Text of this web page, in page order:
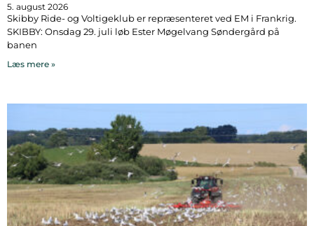
5. august 2026
Skibby Ride- og Voltigeklub er repræsenteret ved EM i Frankrig.
SKIBBY: Onsdag 29. juli løb Ester Møgelvang Søndergård på
banen
Læs mere »